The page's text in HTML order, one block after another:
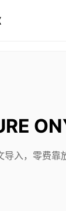
入，零费靠